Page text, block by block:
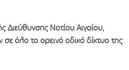
Διεύθυνσης Νοτίου Αιγαίου,
όλο το ορεινό οδικό δίκτυο της